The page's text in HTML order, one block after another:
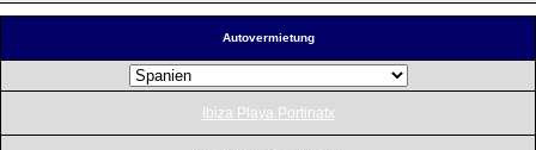
Autovermietung
Ibiza Playa Portinatx